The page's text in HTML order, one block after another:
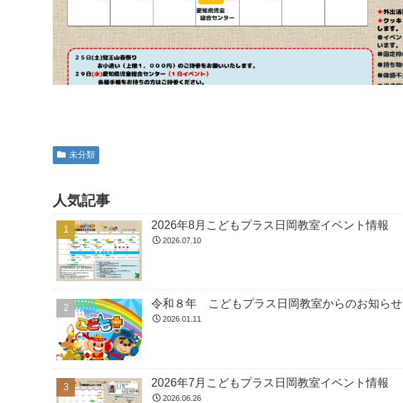
未分類
人気記事
2026年8月こどもプラス日岡教室イベント情報
2026.07.10
令和８年 こどもプラス日岡教室からのお知らせ
2026.01.11
2026年7月こどもプラス日岡教室イベント情報
2026.06.26